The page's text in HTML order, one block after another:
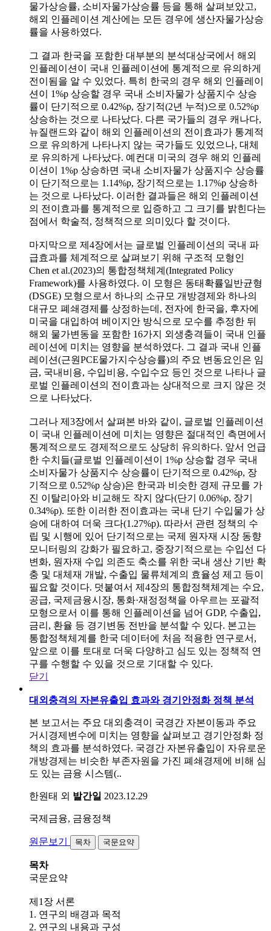
물가상승률, 소비자물가상승률 등을 통해 살펴보았고,
해외 인플레이션 계산에는 모든 경우에 생산자물가상승
률을 사용하였다.
그 결과 한국을 포함한 대부분의 분석대상국에서 해외
인플레이션이 국내 인플레이션에 통계적으로 유의하게
전이됨을 알 수 있었다. 특히 한국의 경우 해외 인플레이
션이 1%p 상승할 경우 국내 소비자물가 상품지수 상승
률이 단기적으로 0.42%p, 장기적(2년 누적)으로 0.52%p
상승하는 것으로 나타났다. 다른 국가들의 경우 캐나다,
뉴질랜드와 같이 해외 인플레이션의 전이효과가 통계적
으로 유의하게 나타나지 않는 국가들도 있었으나, 대체
로 유의하게 나타났다. 예컨대 미국의 경우 해외 인플레
이션이 1%p 상승하면 국내 소비자물가 상품지수 상승률
이 단기적으로는 1.14%p, 장기적으로는 1.17%p 상승하
는 것으로 나타났다. 이러한 결과들은 해외 인플레이션
의 전이효과를 통계적으로 입증하고 그 크기를 밝힌다는
점에서 학술적, 정책적으로 의미있다 할 것이다.
마지막으로 제4장에서는 글로벌 인플레이션의 국내 파
급효과를 체계적으로 살펴보기 위해 구조적 모형인
Chen et al.(2023)의 통합정책체계(Integrated Policy
Framework)를 사용하였다. 이 모형은 동태확률일반균형
(DSGE) 모형으로서 하나의 소규모 개방경제와 하나의
대규모 폐쇄경제를 상정하는데, 전자에 한국을, 후자에
미국을 대입하여 베이지안 방식으로 모수를 추정한 뒤
해외 물가변동을 포함한 16가지 외생충격들이 국내 인플
레이션에 미치는 영향을 분석하였다. 그 결과 국내 인플
레이션(근원PCE물가지수상승률)의 주요 변동요인은 임
금, 국내비용, 수입비용, 수입수요 등인 것으로 나타나 글
로벌 인플레이션의 전이효과는 상대적으로 크지 않은 것
으로 나타났다.
그러나 제3장에서 살펴본 바와 같이, 글로벌 인플레이션
이 국내 인플레이션에 미치는 영향은 절대적인 측면에서
통계적으로도 경제적으로도 상당히 유의하다. 앞서 언급
한 수치들(글로벌 인플레이션이 1%p 상승할 경우 국내
소비자물가 상품지수 상승률이 단기적으로 0.42%p, 장
기적으로 0.52%p 상승)은 한국과 비슷한 경제 규모를 가
진 이탈리아와 비교해도 작지 않다(단기 0.06%p, 장기
0.34%p). 또한 이러한 전이효과는 국내 단기 수입물가 상
승에 대하여 더욱 크다(1.27%p). 따라서 관련 정책의 수
립 및 시행에 있어 단기적으로는 국제 원자재 시장 동향
모니터링의 강화가 필요하고, 중장기적으로는 수입선 다
변화, 원자재 수입 의존도 축소를 위한 국내 생산 기반 확
충 및 대체재 개발, 수출입 물류체계의 효율성 제고 등이
필요할 것이다. 덧붙여서 제4장의 통합정책체계는 수요,
공급, 국제금융시장, 통화·재정정책을 아우르는 포괄적
모형으로서 이를 통해 인플레이션을 넘어 GDP, 수출입,
금리, 환율 등 경기변동 전반을 분석할 수 있다. 본고는
통합정책체계를 한국 데이터에 처음 적용한 연구로서,
앞으로 이를 토대로 더욱 다양하고 심도 있는 정책적 연
구를 수행할 수 있을 것으로 기대할 수 있다.
닫기
대외충격의 자본유출입 효과와 경기안정화 정책 분석
본 보고서는 주요 대외충격이 국경간 자본이동과 주요
거시경제변수에 미치는 영향을 살펴보고 경기안정화 정
책의 효과를 분석하였다. 국경간 자본유출입이 자유로운
개방경제는 비슷한 부존자원을 가진 폐쇄경제에 비해 심
도 있는 금융 시스템(..
한원태 외 발간일 2023.12.29
국제금융, 금융정책
원문보기 목차 국문요약
목차
국문요약
제1장 서론
1. 연구의 배경과 목적
2. 연구의 내용과 구성